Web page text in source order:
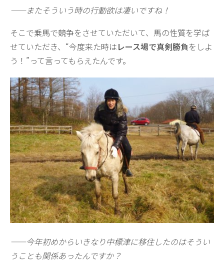
——またそういう時の行動欲は凄いですね！
そこで乗馬で競争をさせていただいて、馬の性質を学ば
せていただき、“今度来た時はレース場で真剣勝負をしよ
う！”って言ってもらえたんです。
——今年初めからいきなり中標津に移住したのはそうい
うことも関係あったんですか？